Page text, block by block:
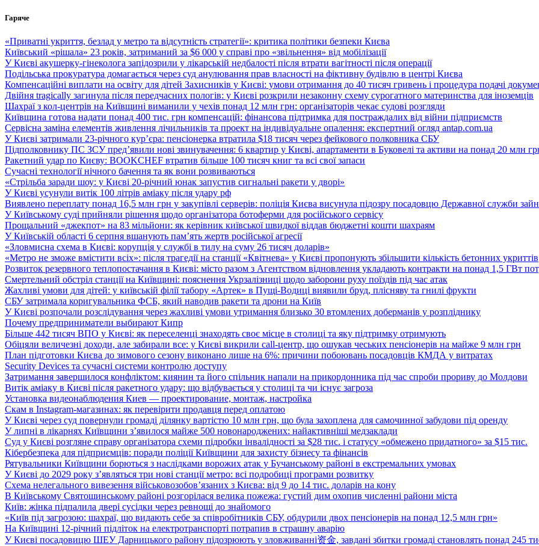
Перейти
вмісту
Гаряче
«Приватні укриття, безлад у метро та відсутність стратегії»: критика політики безпеки Києва
Київський «рішала» 23 років, затриманий за $6 000 у справі про «звільнення» від мобілізації
У Києві акушерку-гінеколога запідозрили у лікарській недбалості після втрати вагітності після операції
Подільська прокуратура домагається через суд анулювання прав власності на фіктивну будівлю в центрі Києва
Компенсаційні виплати на освіту для дітей Захисників у Києві: умови отримання до 40 тисяч гривень і процедура подачі
Двійня tragically загинула після передчасних пологів: у Києві розкрили незаконну схему сурогатного материнства для іноземців
Шахраї з кол-центрів на Київщині виманили у чехів понад 12 млн грн: організаторів чекає судові розгляди
Київщина готова надати понад 400 тис. грн компенсацій: фінансова підтримка для постраждалих від війни підприємств
Сервісна заміна елементів живлення лічильників та проект на індивідуальне опалення: експертний огляд antap.com.ua
У Києві затримали 23-річного кур’єра: пенсіонерка втратила $18 тисяч через фейкового полковника СБУ
Підполковнику ПС ЗСУ пред’явили нові звинувачення: 6 квартир у Києві, апартаменти в Буковелі та активи на понад 20 млн
Ракетний удар по Києву: BOOKCHEF втратив більше 100 тисяч книг та всі свої запаси
Сучасні технології нічного бачення та як вони розвиваються
«Стрільба заради шоу: у Києві 20-річний юнак запустив сигнальні ракети у дворі»
У Києві усунули витік 100 літрів аміаку після удару рф
Виявлено переплату понад 16,5 млн грн у закупівлі серверів: поліція Києва висунула підозру посадовцю Державної служби
У Київському суді прийняли рішення щодо організатора ботоферми для російського сервісу
Прощальний «джекпот» на 83 мільйони: як керівник київської швидкої віддав бюджетні кошти шахраям
У Київській області 6 серпня вшанують пам’ять жертв російської агресії
«Зловмисна схема в Києві: корупція у службі в тилу на суму 26 тисяч доларів»
«Метро не зможе вмістити всіх»: після трагедії на станції «Квітнева» у Києві пропонують збільшити кількість бетонних укриттів
Розвиток резервного теплопостачання в Києві: місто разом з Агентством відновлення укладають контракти на понад 1,5 ГВт
Смертельний обстріл станції на Київщині: пояснення Укрзалізниці щодо заборони руху поїздів під час атак
Жахливі умови для дітей: у київській філії табору «Артек» в Пущі-Водиці виявили бруд, плісняву та гнилі фрукти
СБУ затримала коригувальника ФСБ, який наводив ракети та дрони на Київ
У Києві розпочали розслідування через жахливі умови утримання близько 30 втомлених доберманів у розпліднику
Почему предприниматели выбирают Кипр
Більше 442 тисяч ВПО у Києві: як переселенці знаходять своє місце в столиці та яку підтримку отримують
Обіцяли величезні доходи, але забирали все: у Києві викрили call-центр, що ошукав чеських пенсіонерів на майже 9 млн грн
План підготовки Києва до зимового сезону виконано лише на 6%: причини побоювань посадовців КМДА у витратах
Security Devices та сучасні системи контролю доступу
Затримання завершилося конфліктом: киянин та його спільник напали на прикордонника під час спроби прориву до Молдови
Витік аміаку в Києві після ракетного удару: що відбувається у столиці та чи існує загроза
Установка видеонаблюдения Киев — проектирование, монтаж, настройка
Скам в Instagram-магазинах: як перевірити продавця перед оплатою
У Києві через суд повернули громаді ділянку вартістю 10 млн грн, що була захоплена для самочинної забудови під оренду
У липні в лікарнях Київщини з’явилося майже 500 новонароджених: найактивніші медзаклади
Суд у Києві розгляне справу організатора схеми підробки інвалідності за $28 тис. і статусу «обмежено придатного» за $15 тис.
Кібербезпека для підприємців: поради поліції Київщини для захисту бізнесу та фінансів
Рятувальники Київщини борються з наслідками ворожих атак у Бучанському районі в екстремальних умовах
У Києві до 2029 року з’являться три нові станції метро: всі подробиці програми розвитку
Схема нелегального вивезення військовозобов’язаних з Києва: від 9 до 14 тис. доларів на кону
В Київському Святошинському районі розгорілася велика пожежа: густий дим охопив численні райони міста
Київ: жінка підпалила двері сусідки через ревнощі до знайомого
«Київ під загрозою: шахраї, що видають себе за співробітників СБУ, обдурили двох пенсіонерів на понад 12,5 млн грн»
На Київщині 12-річний підліток на електротранспорті потрапив в страшну аварію
У Києві посадовицю ШЕУ Дарницького району підозрюють у зловживанні资金, завдані збитки громаді становлять понад 245